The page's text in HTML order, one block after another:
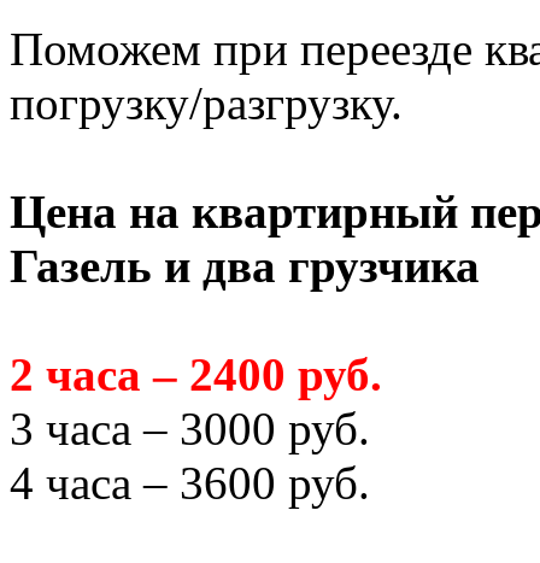
Поможем при переезде
погрузку/разгрузку.
Цена на квартирный
Газель и два грузчика
2 часа – 2400 руб.
3 часа – 3000 руб.
4 часа – 3600 руб.